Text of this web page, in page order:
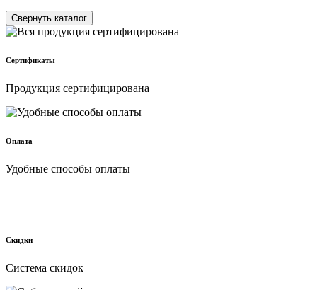
Свернуть каталог
Сертификаты
Продукция сертифицирована
Оплата
Удобные способы оплаты
Скидки
Cистема скидок